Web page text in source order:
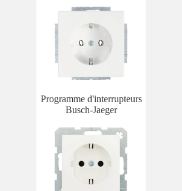
Programme d'interrupteurs
Busch-Jaeger